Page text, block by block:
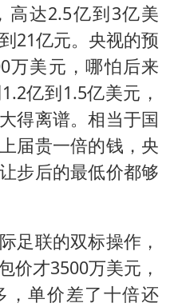
高达2.5亿到3亿美
21亿元。央视的预
万美元，哪怕后来
亿到1.5亿美元，
得离谱。相当于国
届贵一倍的钱，央
步后的最低价都够
足联的双标操作，
价才3500万美元，
，单价差了十倍还